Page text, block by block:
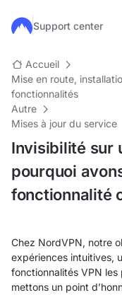
Passer au contenu
Support center
Accueil
Mise en route,
fonctionnalités
Autre
Mises à jour du service
Invisibilité sur
pourquoi
fonctionnalité
Chez NordVPN, notre
expériences intuitives,
fonctionnalités VPN
mettons un point